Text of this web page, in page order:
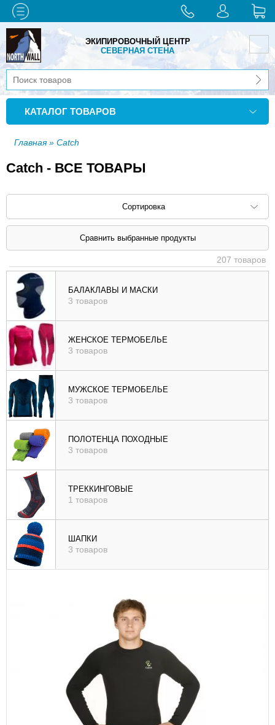
ЭКИПИРОВОЧНЫЙ ЦЕНТР
СЕВЕРНАЯ СТЕНА
КАТАЛОГ ТОВАРОВ
Главная» Catch
Catch - ВСЕ ТОВАРЫ
Сортировка
Сортировать по: наименованию (
убыв
), цене (
возр
|
убыв
возр
|
убыв
207 товаров
БАЛАКЛАВЫ И МАСКИ
3 товаров
ЖЕНСКОЕ ТЕРМОБЕЛЬЕ
3 товаров
МУЖСКОЕ ТЕРМОБЕЛЬЕ
3 товаров
ПОЛОТЕНЦА ПОХОДНЫЕ
3 товаров
ТРЕККИНГОВЫЕ
1 товаров
ШАПКИ
3 товаров